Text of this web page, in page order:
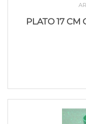
PLATO 17 CM